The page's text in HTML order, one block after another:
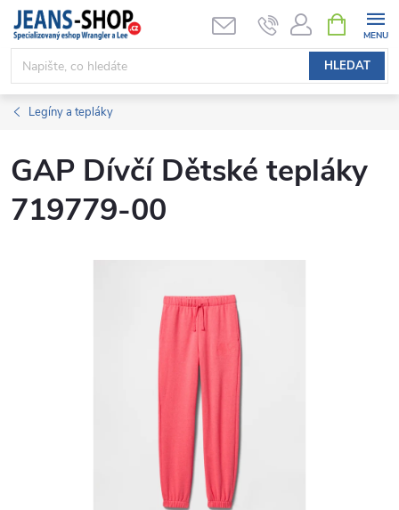
Přejít
obsah
HLEDAT
NÁKUPNÍ
KOŠÍK
Legíny a tepláky
GAP Dívčí Dětské tepláky
719779-00